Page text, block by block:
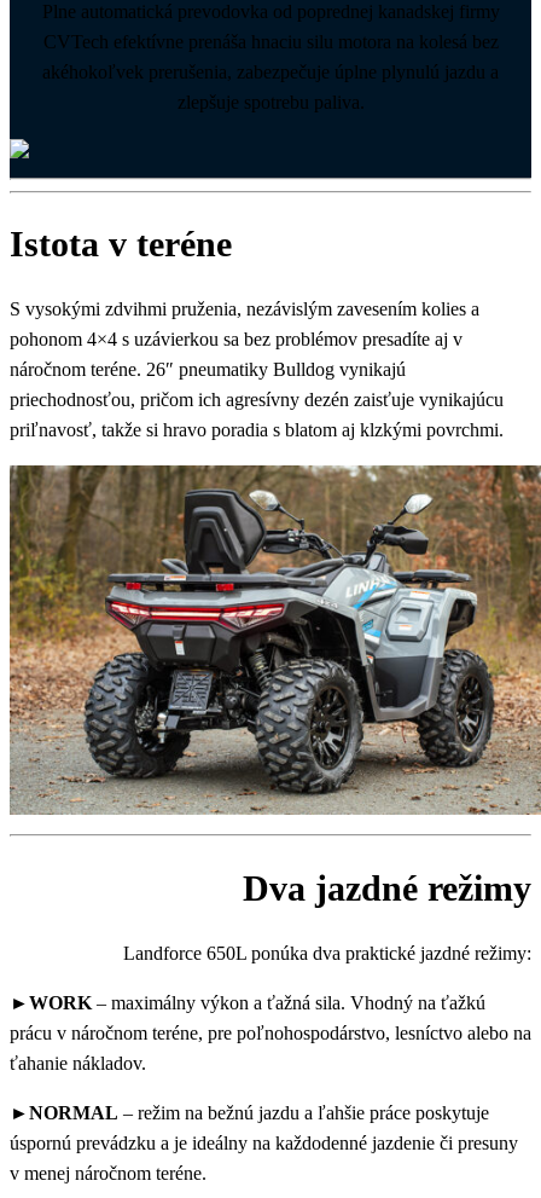
Plne automatická prevodovka od poprednej kanadskej firmy
CVTech efektívne prenáša hnaciu silu motora na kolesá bez
akéhokoľvek prerušenia, zabezpečuje úplne plynulú jazdu a
zlepšuje spotrebu paliva.
Istota v teréne
S vysokými zdvihmi pruženia, nezávislým zavesením kolies a
pohonom 4×4 s uzávierkou sa bez problémov presadíte aj v
náročnom teréne. 26″ pneumatiky Bulldog vynikajú
priechodnosťou, pričom ich agresívny dezén zaisťuje vynikajúcu
priľnavosť, takže si hravo poradia s blatom aj klzkými povrchmi.
Dva jazdné režimy
Landforce 650L ponúka dva praktické jazdné režimy:
►WORK– maximálny výkon a ťažná sila. Vhodný na ťažkú
prácu v náročnom teréne, pre poľnohospodárstvo, lesníctvo alebo na
ťahanie nákladov.
►NORMAL – režim na bežnú jazdu a ľahšie práce poskytuje
úspornú prevádzku a je ideálny na každodenné jazdenie či presuny
v menej náročnom teréne.